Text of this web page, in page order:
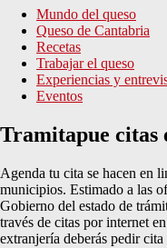
Mundo del queso
Queso de Cantabria
Recetas
Trabajar el queso
Experiencias y
Eventos
Tramitapue citas
Agenda tu cita se hacen en
municipios. Estimado a las
Gobierno del estado de
través de citas por internet
extranjería deberás pedir